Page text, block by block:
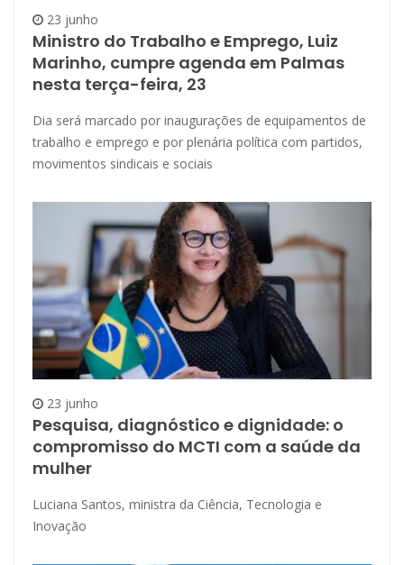
23 junho
Ministro do Trabalho e Emprego, Luiz
Marinho, cumpre agenda em Palmas
nesta terça-feira, 23
Dia será marcado por inaugurações de equipamentos de
trabalho e emprego e por plenária política com partidos,
movimentos sindicais e sociais
23 junho
Pesquisa, diagnóstico e dignidade: o
compromisso do MCTI com a saúde da
mulher
Luciana Santos, ministra da Ciência, Tecnologia e
Inovação